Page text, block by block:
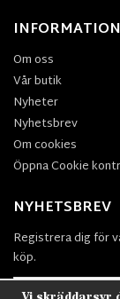
INFORMATION
Om oss
Vår butik
Nyheter
Nyhetsbrev
Om cookies
Öppna Cookie
NYHETSBREV
Registrera dig för
köp.